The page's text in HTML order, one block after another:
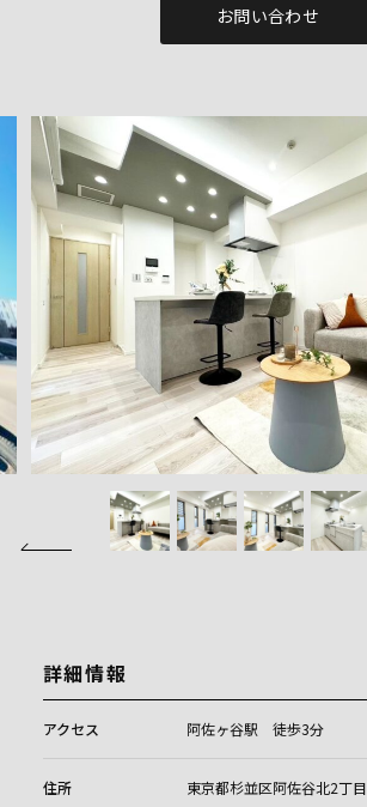
お問い合わせ
詳細情報
アクセス 阿佐ヶ谷駅 徒歩3分
住所 東京都杉並区阿佐谷北2丁目